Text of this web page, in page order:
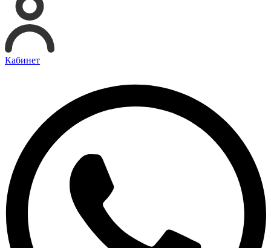
Кабинет